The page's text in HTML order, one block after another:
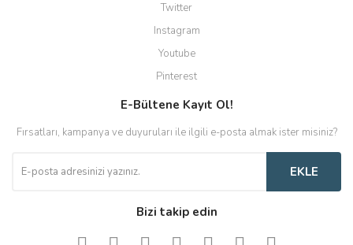
Twitter
Instagram
Youtube
Pinterest
E-Bültene Kayıt Ol!
Fırsatları, kampanya ve duyuruları ile ilgili e-posta almak ister misiniz?
EKLE
Bizi takip edin